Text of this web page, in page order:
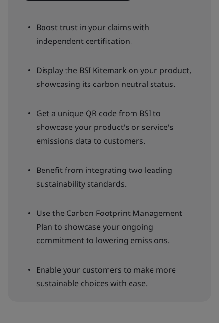
Boost trust in your claims with
independent certification.
Display the BSI Kitemark on your product,
showcasing its carbon neutral status.
Get a unique QR code from BSI to
showcase your product's or service's
emissions data to customers.
Benefit from integrating two leading
sustainability standards.
Use the Carbon Footprint Management
Plan to showcase your ongoing
commitment to lowering emissions.
Enable your customers to make more
sustainable choices with ease.